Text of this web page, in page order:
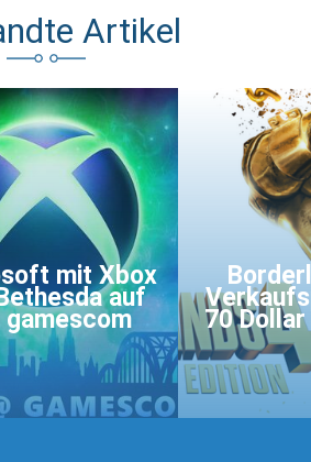
Artikel
mit Xbox
auf
70